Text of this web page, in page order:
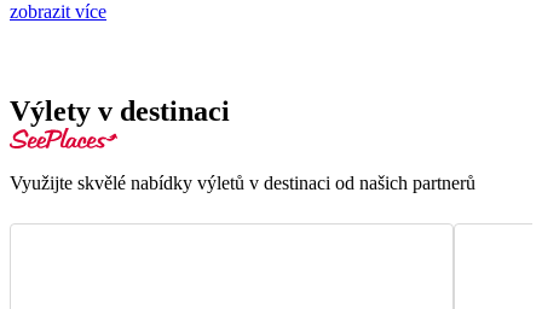
zobrazit více
Výlety v destinaci
Využijte skvělé nabídky výletů v destinaci od našich partnerů